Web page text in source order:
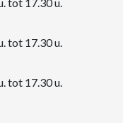
tot 17.30 u.
tot 17.30 u.